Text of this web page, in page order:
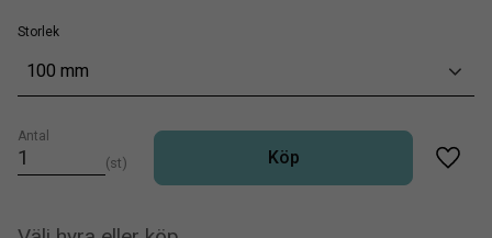
Storlek
100 mm
Antal
st Köp
Lägg